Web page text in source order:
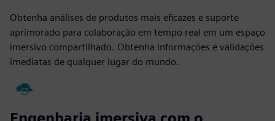
Obtenha análises de produtos mais eficazes e suporte
aprimorado para colaboração em tempo real em um espaço
imersivo compartilhado. Obtenha informações e validações
imediatas de qualquer lugar do mundo.